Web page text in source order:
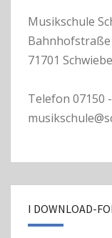
Musikschule
Bahnhofstraße
71701
Telefon 07150
I DOWNLOAD-